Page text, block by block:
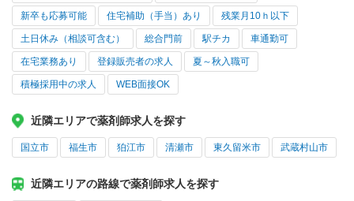
新卒も応募可能 住宅補助（手当）あり 残業月10ｈ以下
土日休み（相談可含む） 総合門前 駅チカ 車通勤可
在宅業務あり 登録販売者の求人 夏～秋入職可
積極採用中の求人 WEB面接OK
近隣エリアで薬剤師求人を探す
国立市 福生市 狛江市 清瀬市 東久留米市 武蔵村山市
近隣エリアの路線で薬剤師求人を探す